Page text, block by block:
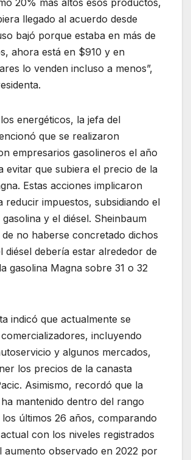
llegado al acuerdo desde
bajó porque estaba en más de
ahora está en $910 y en
lo venden incluso a menos”,
energéticos, la jefa del
que se realizaron
empresarios gasolineros el año
evitar que subiera el precio de la
Estas acciones implicaron
reducir impuestos, subsidiando el
y el diésel. Sheinbaum
no haberse concretado dichos
diésel debería estar alrededor de
gasolina Magna sobre 31 o 32
indicó que actualmente se
incluyendo
y algunos mercados,
los precios de la canasta
Asimismo, recordó que la
mantenido dentro del rango
últimos 26 años, comparando
con los niveles registrados
aumento observado en 2022 por